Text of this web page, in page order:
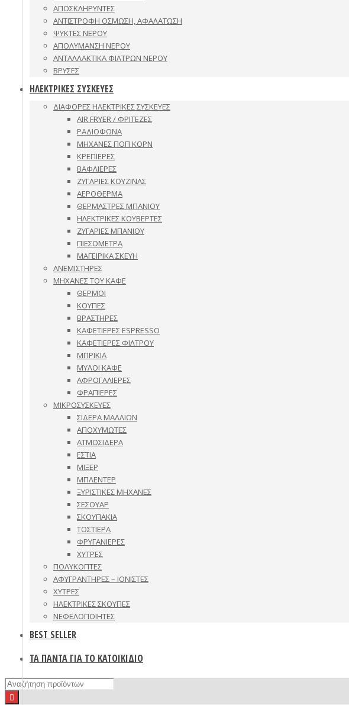
ΑΠΟΣΚΛΗΡΥΝΤΕΣ
ΑΝΤΙΣΤΡΟΦΗ ΟΣΜΩΣΗ, ΑΦΑΛΑΤΩΣΗ
ΨΥΚΤΕΣ ΝΕΡΟΥ
ΑΠΟΛΥΜΑΝΣΗ ΝΕΡΟΥ
ΑΝΤΑΛΛΑΚΤΙΚΑ ΦΙΛΤΡΩΝ ΝΕΡΟΥ
ΒΡΥΣΕΣ
ΗΛΕΚΤΡΙΚΕΣ ΣΥΣΚΕΥΕΣ
ΔΙΑΦΟΡΕΣ ΗΛΕΚΤΡΙΚΕΣ ΣΥΣΚΕΥΕΣ
AIR FRYER / ΦΡΙΤΕΖΕΣ
ΡΑΔΙΟΦΩΝΑ
ΜΗΧΑΝΕΣ ΠΟΠ ΚΟΡΝ
ΚΡΕΠΙΕΡΕΣ
ΒΑΦΛΙΕΡΕΣ
ΖΥΓΑΡΙΕΣ ΚΟΥΖΙΝΑΣ
ΑΕΡΟΘΕΡΜΑ
ΘΕΡΜΑΣΤΡΕΣ ΜΠΑΝΙΟΥ
ΗΛΕΚΤΡΙΚΕΣ ΚΟΥΒΕΡΤΕΣ
ΖΥΓΑΡΙΕΣ ΜΠΑΝΙΟΥ
ΠΙΕΣΟΜΕΤΡΑ
ΜΑΓΕΙΡΙΚΑ ΣΚΕΥΗ
ΑΝΕΜΙΣΤΗΡΕΣ
ΜΗΧΑΝΕΣ ΤΟΥ ΚΑΦΕ
ΘΕΡΜΟΙ
ΚΟΥΠΕΣ
ΒΡΑΣΤΗΡΕΣ
ΚΑΦΕΤΙΕΡΕΣ ESPRESSO
ΚΑΦΕΤΙΕΡΕΣ ΦΙΛΤΡΟΥ
ΜΠΡΙΚΙΑ
ΜΥΛΟΙ ΚΑΦΕ
ΑΦΡΟΓΑΛΙΕΡΕΣ
ΦΡΑΠΙΕΡΕΣ
ΜΙΚΡΟΣΥΣΚΕΥΕΣ
ΣΙΔΕΡΑ ΜΑΛΛΙΩΝ
ΑΠΟΧΥΜΩΤΕΣ
ΑΤΜΟΣΙΔΕΡΑ
ΕΣΤΙΑ
ΜΙΞΕΡ
ΜΠΛΕΝΤΕΡ
ΞΥΡΙΣΤΙΚΕΣ ΜΗΧΑΝΕΣ
ΣΕΣΟΥΑΡ
ΣΚΟΥΠΑΚΙΑ
ΤΟΣΤΙΕΡΑ
ΦΡΥΓΑΝΙΕΡΕΣ
ΧΥΤΡΕΣ
ΠΟΛΥΚΟΠΤΕΣ
ΑΦΥΓΡΑΝΤΗΡΕΣ – ΙΟΝΙΣΤΕΣ
ΧΥΤΡΕΣ
ΗΛΕΚΤΡΙΚΕΣ ΣΚΟΥΠΕΣ
ΝΕΦΕΛΟΠΟΙΗΤΕΣ
BEST SELLER
ΤΑ ΠΑΝΤΑ ΓΙΑ ΤΟ ΚΑΤΟΙΚΙΔΙΟ